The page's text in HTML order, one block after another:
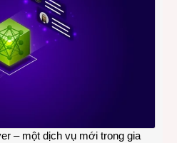
– một dịch vụ mới trong gia